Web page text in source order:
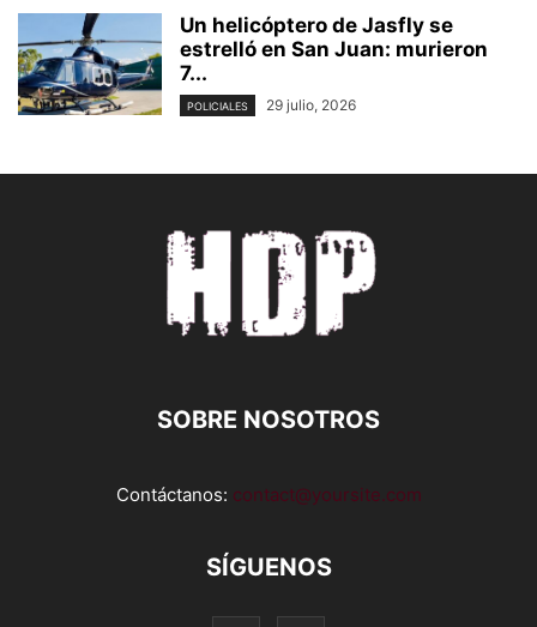
Un helicóptero de Jasfly se
estrelló en San Juan: murieron
7...
POLICIALES 29 julio, 2026
SOBRE NOSOTROS
Contáctanos: contact@yoursite.com
SÍGUENOS